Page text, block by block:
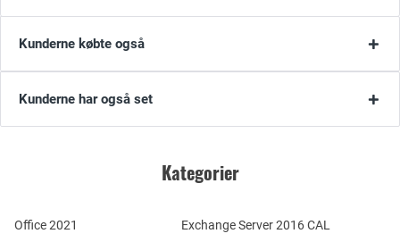
Kunderne købte også
Kunderne har også set
Kategorier
Office 2021
Exchange Server 2016 CAL